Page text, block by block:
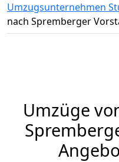
Umzugsunternehmen
nach Spremberger
Umzüge